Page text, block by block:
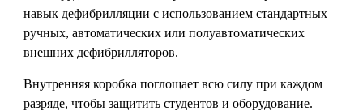
навык дефибрилляции с использованием стандартных
ручных, автоматических или полуавтоматических
внешних дефибрилляторов.
Внутренняя коробка поглощает всю силу при каждом
разряде, чтобы защитить студентов и оборудование.